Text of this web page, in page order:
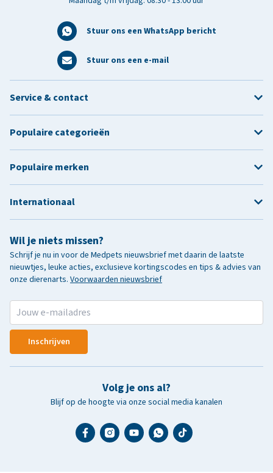
Stuur ons een WhatsApp bericht
Stuur ons een e-mail
Wil je niets missen?
Schrijf je nu in voor de Medpets nieuwsbrief met daarin de laatste
nieuwtjes, leuke acties, exclusieve kortingscodes en tips & advies van
onze dierenarts. Voorwaarden nieuwsbrief
Inschrijven
Volg je ons al?
Blijf op de hoogte via onze social media kanalen
Service & contact
Populaire categorieën
Populaire merken
Internationaal